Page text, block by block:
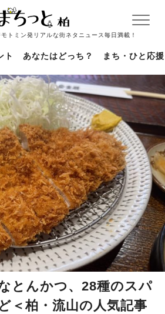
トミン発リアルな街ネタニュース毎日満載！
ト あなたはどっち？ まち・ひと応援
とんかつ、28種のスパ
＜柏・流山の人気記事